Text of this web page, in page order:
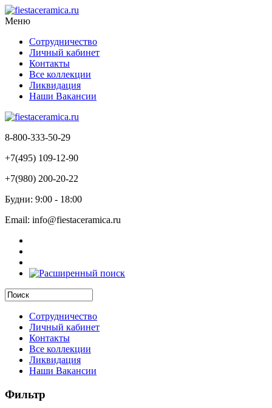
Меню
Сотрудничество
Личный кабинет
Контакты
Все коллекции
Ликвидация
Наши Вакансии
8-800-333-50-29
+7(495) 109-12-90
+7(980) 200-20-22
Будни: 9:00 - 18:00
Email: info@fiestaceramica.ru
Сотрудничество
Личный кабинет
Контакты
Все коллекции
Ликвидация
Наши Вакансии
Фильтр